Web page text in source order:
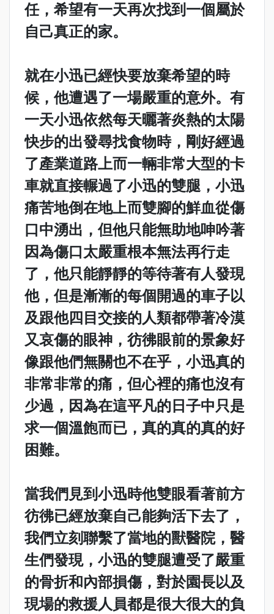
任，希望有一天再次找到一個屬於
自己真正的家。
就在小迅已經快要放棄希望的時
候，他遭遇了一場嚴重的意外。有
一天小迅依然每天曬著炎熱的太陽
快步的出發尋找食物時，剛好經過
了產業道路上而一輛非常大型的卡
車就直接輾過了小迅的雙腿，小迅
痛苦地倒在地上而雙腳的鮮血從傷
口中湧出，但他只能無助地呻吟著
因為傷口太嚴重根本無法再行走
了，他只能靜靜的等待著有人發現
他，但是漸漸的每個開過的車子以
及跟他四目交接的人類都帶著冷漠
又哀傷的眼神，彷彿眼前的景象好
像跟他們無關也不在乎，小迅真的
非常非常的痛，但心裡的痛也沒有
少過，因為在這平凡的日子中只是
求一個溫飽而已，真的真的真的好
困難。
當我們見到小迅時他雙眼看著前方
彷彿已經放棄自己能夠活下去了，
我們立刻聯繫了當地的獸醫院，醫
生們發現，小迅的雙腿遭受了嚴重
的骨折和內部損傷，對於園長以及
現場的救援人員都是很大很大的負